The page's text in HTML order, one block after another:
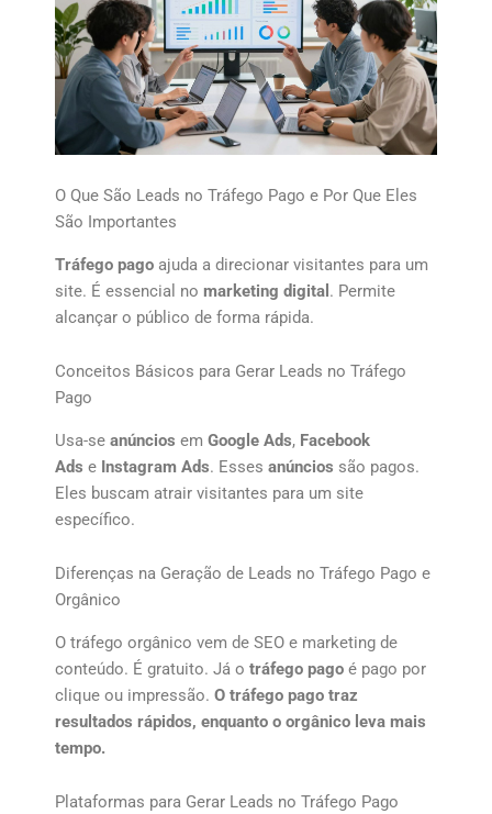
O Que São Leads no Tráfego Pago e Por Que Eles
São Importantes
Tráfego pago ajuda a direcionar visitantes para um
site. É essencial no marketing digital . Permite
alcançar o público de forma rápida.
Conceitos Básicos para Gerar Leads no Tráfego
Pago
Usa-se anúncios em Google Ads, Facebook
Ads e Instagram Ads. Esses anúncios são pagos.
Eles buscam atrair visitantes para um site
específico.
Diferenças na Geração de Leads no Tráfego Pago e
Orgânico
O tráfego orgânico vem de SEO e marketing de
conteúdo. É gratuito. Já o tráfego pago é pago por
clique ou impressão. O tráfego pago traz
resultados rápidos, enquanto o orgânico leva mais
tempo.
Plataformas para Gerar Leads no Tráfego Pago